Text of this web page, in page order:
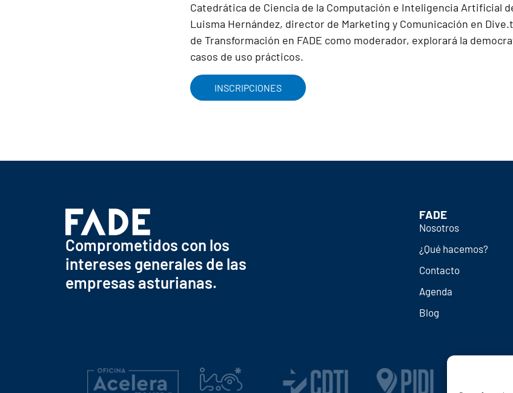
Catedrática de Ciencia de la Computación e Inteligencia Artificial
Luisma Hernández, director de Marketing y Comunicación en
de Transformación en FADE como moderador, explorará la
casos de uso prácticos.
INSCRIPCIONES
Comprometidos con los
intereses generales de las
empresas asturianas.
FADE
Nosotros
¿Qué hacemos?
Contacto
Agenda
Blog